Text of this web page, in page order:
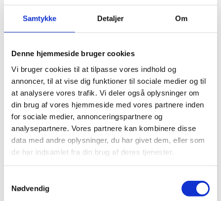
Samtykke Detaljer Om
Denne hjemmeside bruger cookies
Vi bruger cookies til at tilpasse vores indhold og
annoncer, til at vise dig funktioner til sociale medier og til
at analysere vores trafik. Vi deler også oplysninger om
din brug af vores hjemmeside med vores partnere inden
for sociale medier, annonceringspartnere og
analysepartnere. Vores partnere kan kombinere disse
data med andre oplysninger, du har givet dem, eller som
de har indsamlet fra din brug af deres tjenester.
Nødvendig
Ledighedsmålet vist på datavarehus.ufm.dk
er nu
justeret, så udvandrede er fjernet af opgørelsen. Det
af videregående engelsksprogede uddannelser at
gennemføre denne ændring i ledighedsopgørelsen i
den ledighedsbaserede dimensioneringsmodel. Målet
ændres nu også pådatavarehus.ufm.dkfor at skabe
konsistens mellem det ledighedsbegreb, der benyttes
til dimensionering og det ledighedsbegreb, der
benyttes i datavarehuset. Ledighedsmålet, hvor
udvandrede indgår, er stadig tilgængelig i excel-delen
(kuben Elevledighed).
Online-kursus for institutionsbrugere
Vi afholder kursus for brugere på
kl. 12-16. Deltagelsen i et kursus er en forudsætning for